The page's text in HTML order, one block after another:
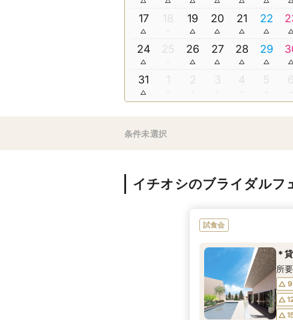
17 18 19 20 21 22
24 25 26 27 28 29
31 1 2 3 4 5 6
条件未選択
イチオシのブライダルフ
試食会
＊
所